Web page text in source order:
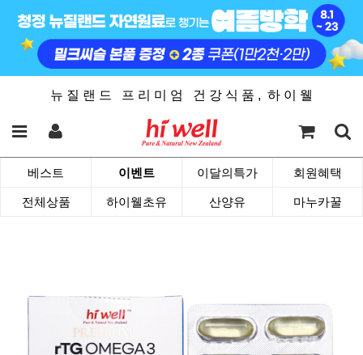
뉴 질 랜 드 프 리 미 엄 건 강 식 품 , 하 이 웰
베스트 이벤트 이달의특가 회원혜택
전체상품 하이웰초유 산양유 마누카꿀